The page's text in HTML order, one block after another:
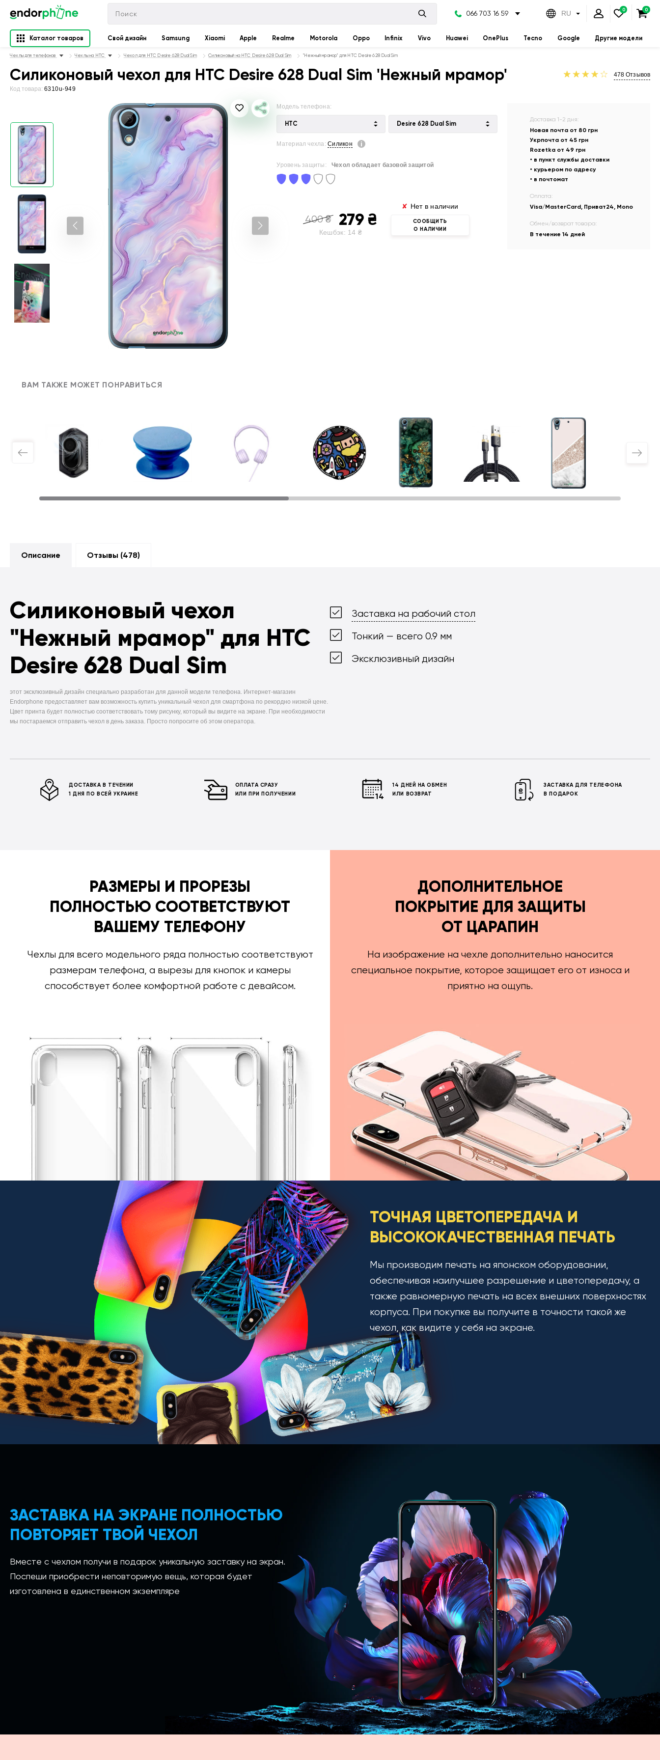
066 703 16 59 RU
Каталог товаров Свой дизайн Samsung Xiaomi Apple Realme Motorola Oppo Infinix Vivo Huawei OnePlus Tecno Google Другие модели
Чехлы для телефонов Чехлы на HTC Чехол для HTC Desire 628 Dual Sim Силиконовый на HTC Desire 628 Dual Sim "Нежный мрамор" для HTC Desire 628 Dual Sim
Силиконовый чехол для HTC Desire 628 Dual Sim 'Нежный мрамор'
Код товара: 6310u-949
478 Отзывов
Модель телефона:
HTC Desire 628 Dual Sim
Материал чехла:Силикон
Уровень защиты: Чехол обладает базовой защитой
400₴ 279 ₴
Кешбэк: 14 ₴
✘ Нет в наличии
СООБЩИТЬ
О НАЛИЧИИ
Доставка 1-2 дня:
Новая почта от 80 грн
Укрпочта от 45 грн
Rozetka от 49 грн
• в пункт службы доставки
• курьером по адресу
• в почтомат
Оплата:
Visa/MasterCard, Приват24, Mono
Обмен/возврат товара:
В течение 14 дней
ВАМ ТАКЖЕ МОЖЕТ ПОНРАВИТЬСЯ
Описание Отзывы (478)
Силиконовый чехол
"Нежный мрамор" для HTC
Desire 628 Dual Sim
этот эксклюзивный дизайн специально разработан для данной модели телефона. Интернет-магазин
Endorphone предоставляет вам возможность купить уникальный чехол для смартфона по рекордно низкой цене.
Цвет принта будет полностью соответствовать тому рисунку, который вы видите на экране. При необходимости
мы постараемся отправить чехол в день заказа. Просто попросите об этом оператора.
Заставка на рабочий стол
Тонкий — всего 0.9 мм
Эксклюзивный дизайн
ДОСТАВКА В ТЕЧЕНИИ
1 ДНЯ ПО ВСЕЙ УКРАИНЕ
ОПЛАТА СРАЗУ
ИЛИ ПРИ ПОЛУЧЕНИИ
14 ДНЕЙ НА ОБМЕН
ИЛИ ВОЗВРАТ
ЗАСТАВКА ДЛЯ ТЕЛЕФОНА
В ПОДАРОК
РАЗМЕРЫ И ПРОРЕЗЫ
ПОЛНОСТЬЮ СООТВЕТСТВУЮТ
ВАШЕМУ ТЕЛЕФОНУ
Чехлы для всего модельного ряда полностью соответствуют
размерам телефона, а вырезы для кнопок и камеры
способствует более комфортной работе с девайсом.
ДОПОЛНИТЕЛЬНОЕ
ПОКРЫТИЕ ДЛЯ ЗАЩИТЫ
ОТ ЦАРАПИН
На изображение на чехле дополнительно наносится
специальное покрытие, которое защищает его от износа и
приятно на ощупь.
ТОЧНАЯ ЦВЕТОПЕРЕДАЧА И
ВЫСОКОКАЧЕСТВЕННАЯ ПЕЧАТЬ
Мы производим печать на японском оборудовании,
обеспечивая наилучшее разрешение и цветопередачу, а
также равномерную печать на всех внешних поверхностях
корпуса. При покупке вы получите в точности такой же
чехол, как видите у себя на экране.
ЗАСТАВКА НА ЭКРАНЕ ПОЛНОСТЬЮ
ПОВТОРЯЕТ ТВОЙ ЧЕХОЛ
Вместе с чехлом получи в подарок уникальную заставку на экран.
Поспеши приобрести неповторимую вещь, которая будет
изготовлена в единственном экземпляре